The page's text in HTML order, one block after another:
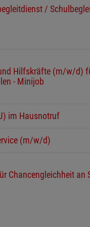
/
Hilfskräfte (m/w/d)
- Minijob
im Hausnotruf
(m/w/d)
Chancengleichheit an